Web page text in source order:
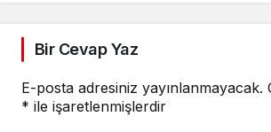
Bir Cevap Yaz
E-posta adresiniz yayınlanmayacak.
* ile işaretlenmişlerdir